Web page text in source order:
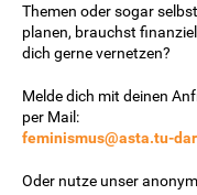
Themen oder sogar
planen, brauchst
dich gerne vernetzen?
Melde dich mit deinen
per Mail:
feminismus@asta.tu-
Oder nutze unser